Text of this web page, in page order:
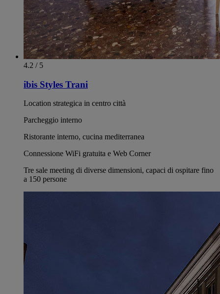
4.2 / 5
ibis Styles Trani
Location strategica in centro città
Parcheggio interno
Ristorante interno, cucina mediterranea
Connessione WiFi gratuita e Web Corner
Tre sale meeting di diverse dimensioni, capaci di ospitare fino
a 150 persone